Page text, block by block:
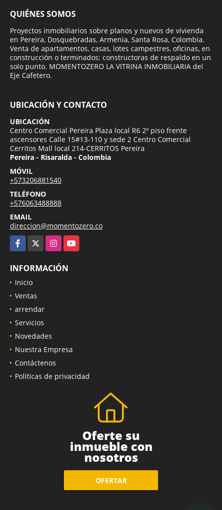
QUIÉNES SOMOS
Proyectos inmobiliarios sobre planos y nuevos de vivienda
en Pereira, Dosquebradas, Armenia, Santa Rosa, Colombia.
Venta de apartamentos, casas, lotes campestres, oficinas, en
construcción o terminados; constructoras de respaldo en un
solo punto. MOMENTOZERO LA VITRINA INMOBILIARIA del
Eje Cafetero.
UBICACIÓN Y CONTACTO
UBICACIÓN
Centro Comercial Pereira Plaza local R6 2º piso frente
ascensores Calle 15#13-110 y sede 2 Centro Comercial
Cerritos Mall local 214-CERRITOS Pereira
Pereira - Risaralda - Colombia
MÓVIL
+573206881540
TELÉFONO
+576063488888
EMAIL
direccion@momentozero.co
Facebook
InstagramYouTube
INFORMACIÓN
Inicio
Ventas
arrendar
Servicios
Novedades
Nuestra Empresa
Contáctenos
Políticas de privacidad
Oferte su
inmueble con
nosotros
OFERTAR